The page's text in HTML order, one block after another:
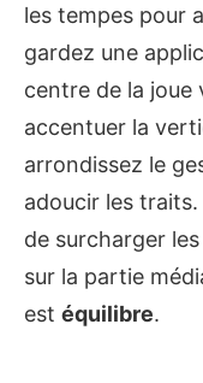
les tempes pour
gardez une
centre de la joue
accentuer la
arrondissez le
adoucir les
de surcharger
sur la partie
est équilibre.